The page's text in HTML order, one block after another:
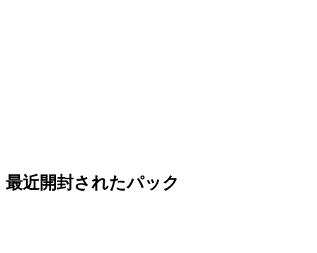
最近開封されたパック